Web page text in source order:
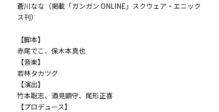
蒼川なな（掲載「ガンガン ONLINE」スクウェア・エニック
ス刊）
【脚本】
赤尾でこ、保木本真也
【音楽】
若林タカツグ
【演出】
竹本聡志、酒見顕守、尾形正喜
【プロデュース】